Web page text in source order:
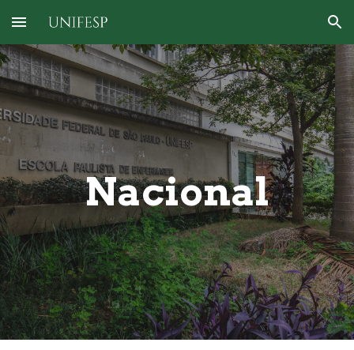
Skip to main content Skip to navigation
Nacional